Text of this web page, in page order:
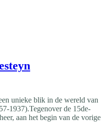
unieke blik in de wereld van
1937).Tegenover de 15de-
aan het begin van de vorige